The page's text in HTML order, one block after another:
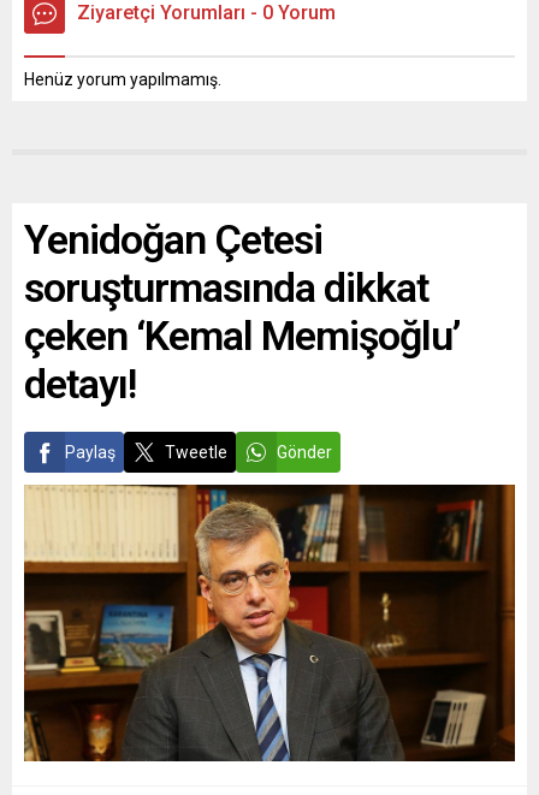
Ziyaretçi Yorumları - 0 Yorum
Henüz yorum yapılmamış.
Yenidoğan Çetesi
soruşturmasında dikkat
çeken ‘Kemal Memişoğlu’
detayı!
Paylaş Tweetle Gönder